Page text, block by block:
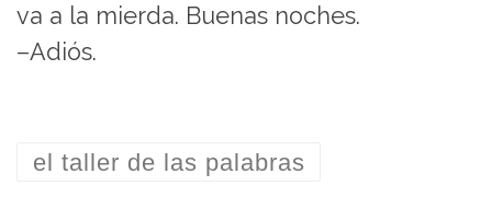
va a la mierda. Buenas noches.
–Adiós.
el taller de las palabras